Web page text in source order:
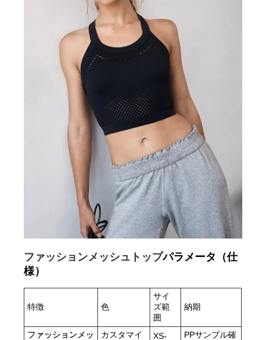
ファッションメッシュトップパラメータ（仕
様）
特徴 色
サイ
ズ範
囲
納期
ファッションメッ カスタマイ XS- PPサンプル確